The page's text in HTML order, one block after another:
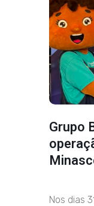
Grupo
Nos dias